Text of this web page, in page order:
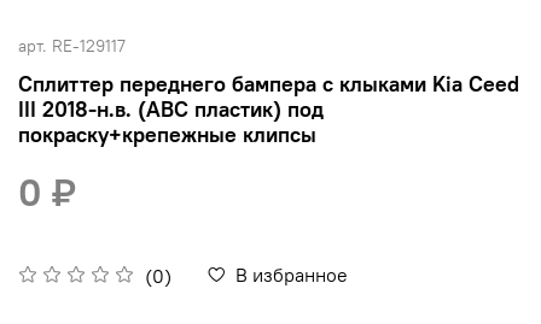
арт. RE-129117
Сплиттер переднего бампера c клыками Kia Ceed
III 2018-н.в. (АВС пластик) под
покраску+крепежные клипсы
(0) В избранное
0 ₽